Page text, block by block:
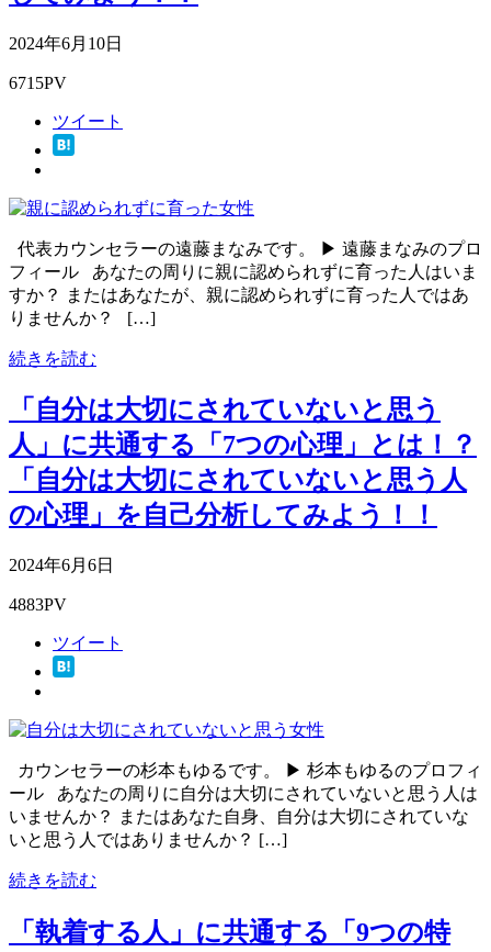
2024年6月10日
6715PV
ツイート
代表カウンセラーの遠藤まなみです。 ▶ 遠藤まなみのプロ
フィール あなたの周りに親に認められずに育った人はいま
すか？ またはあなたが、親に認められずに育った人ではあ
りませんか？ […]
続きを読む
「自分は大切にされていないと思う
人」に共通する「7つの心理」とは！？
「自分は大切にされていないと思う人
の心理」を自己分析してみよう！！
2024年6月6日
4883PV
ツイート
カウンセラーの杉本もゆるです。 ▶ 杉本もゆるのプロフィ
ール あなたの周りに自分は大切にされていないと思う人は
いませんか？ またはあなた自身、自分は大切にされていな
いと思う人ではありませんか？ […]
続きを読む
「執着する人」に共通する「9つの特